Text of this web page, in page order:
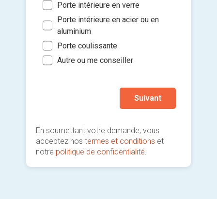
Porte intérieure en verre
Porte intérieure en acier ou en
aluminium
Porte coulissante
Autre ou me conseiller
Suivant
En soumettant votre demande, vous
acceptez nostermes et conditions et
notre politique de confidentialité